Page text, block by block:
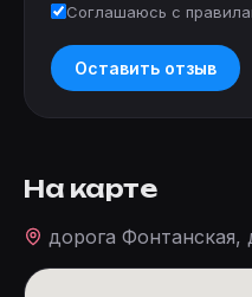
Соглашаюсь с
Оставить отзыв
На карте
дорога Фонтанская,